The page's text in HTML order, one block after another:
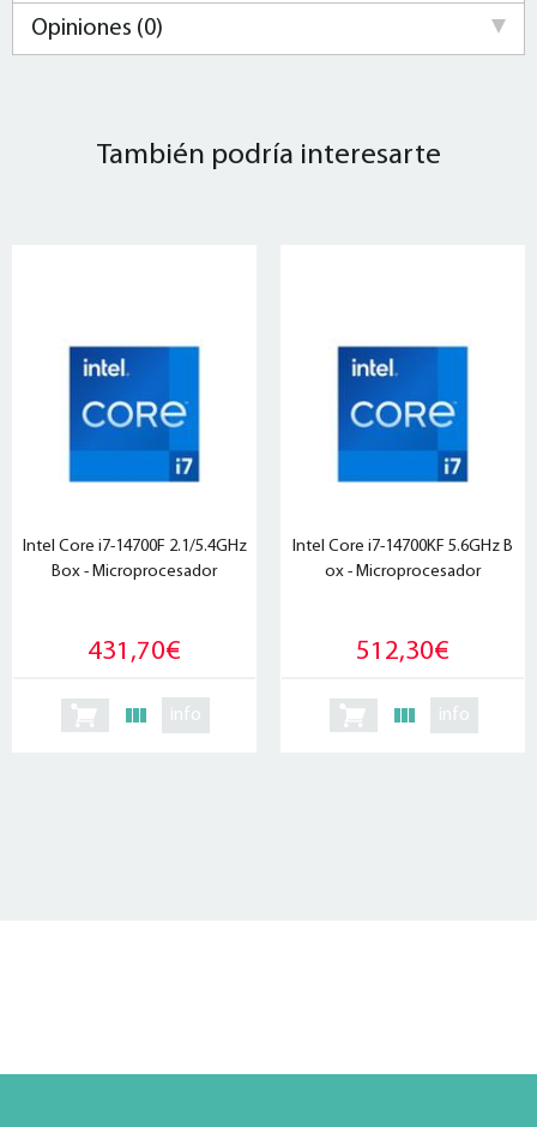
Opiniones (0)
También podría interesarte
Intel Core i7-14700F 2.1/5.4GHz
Box - Microprocesador
431,70€
info
Intel Core i7-14700KF 5.6GHz B
ox - Microprocesador
512,30€
info